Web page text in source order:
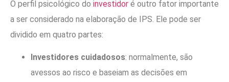
O perfil psicológico do investidor é outro fator importante
a ser considerado na elaboração de IPS. Ele pode ser
dividido em quatro partes:
Investidores cuidadosos: normalmente, são
avessos ao risco e baseiam as decisões em